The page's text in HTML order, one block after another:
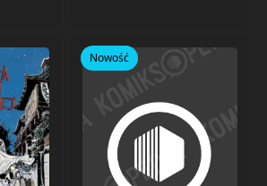
Nowość